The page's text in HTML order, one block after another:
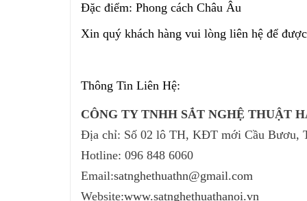
Đặc điểm: Phong cách Châu Âu
Xin quý khách hàng vui lòng liên hệ để
Thông Tin Liên Hệ:
CÔNG TY TNHH SẮT NGHỆ THUẬT
Địa chỉ: Số 02 lô TH, KĐT mới Cầu Bươu,
Hotline: 096 848 6060
Email:satnghethuathn@gmail.com
Website:www.satnghethuathanoi.vn